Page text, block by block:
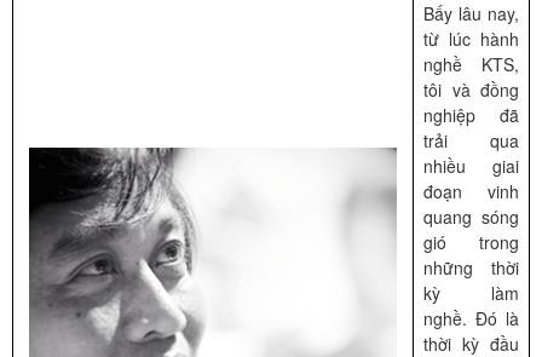
Bấy lâu nay,
từ lúc hành
nghề KTS,
tôi và đồng
nghiệp đã
trải qua
nhiều giai
đoạn vinh
quang sóng
gió trong
những thời
kỳ làm
nghề. Đó là
thời kỳ đầu